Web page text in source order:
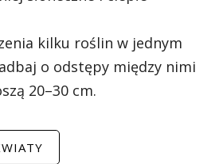
kilku roślin w jednym
o odstępy między nimi
20–30 cm.